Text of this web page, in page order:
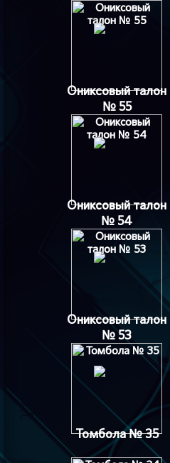
Ониксовый талон
№ 55
Ониксовый талон
№ 54
Ониксовый талон
№ 53
Томбола № 35